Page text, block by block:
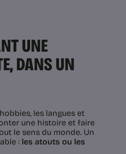
UNE
DANS UN
les langues et
une histoire et faire
le sens du monde. Un
: les atouts ou les